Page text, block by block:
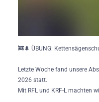
🚒🌲 ÜBUNG:
Letzte Woche fand unsere
2026 statt.
Mit RFL und KRF-L machten